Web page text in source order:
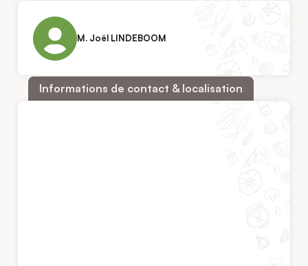
M. Joël LINDEBOOM
Informations de contact & localisation